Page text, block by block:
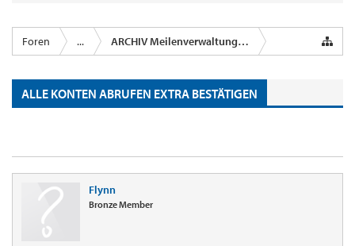
Foren ... ARCHIV Meilenverwaltungsprogramm
ALLE KONTEN ABRUFEN EXTRA BESTÄTIGEN
Flynn
Bronze Member